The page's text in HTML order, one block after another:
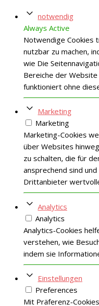
notwendig
Always Active
Notwendige Cookies
nutzbar zu machen,
wie Die
Bereiche der
funktioniert ohne
Marketing
Marketing
Marketing-Cookies
über Websites
zu schalten, die für
ansprechend sind
Drittanbieter
Analytics
Analytics
Analytics-Cookies
verstehen, wie
indem sie
Einstellungen
Preferences
Mit Präferenz-